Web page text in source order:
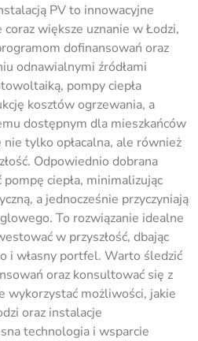
PV to innowacyjne
większe uznanie w Łodzi,
dofinansowań oraz
odnawialnymi źródłami
pompy ciepła
kosztów ogrzewania, a
dostępnym dla mieszkańców
tylko opłacalna, ale również
Odpowiednio dobrana
ciepła, minimalizując
a jednocześnie przyczyniają
To rozwiązanie idealne
w przyszłość, dbając
i własny portfel. Warto śledzić
oraz konsultować się z
wykorzystać możliwości, jakie
oraz instalacje
technologia i wsparcie